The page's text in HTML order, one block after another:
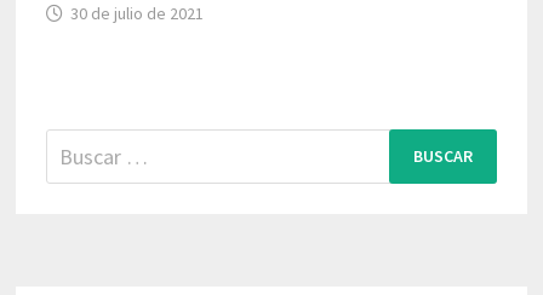
30 de julio de 2021
Buscar: